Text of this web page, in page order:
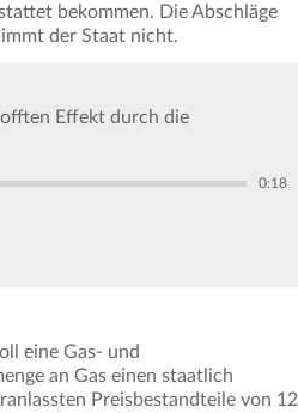
bekommen. Die Abschläge
der Staat nicht.
Effekt durch die
0:18
eine Gas- und
an Gas einen staatlich
Preisbestandteile von 12